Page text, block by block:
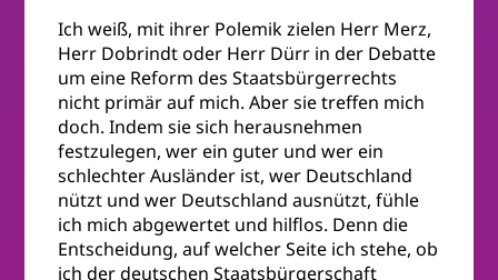
Ich weiß, mit ihrer Polemik zielen Herr Merz,
Herr Dobrindt oder Herr Dürr in der Debatte
um eine Reform des Staatsbürgerrechts
nicht primär auf mich. Aber sie treffen mich
doch. Indem sie sich herausnehmen
festzulegen, wer ein guter und wer ein
schlechter Ausländer ist, wer Deutschland
nützt und wer Deutschland ausnützt, fühle
ich mich abgewertet und hilflos. Denn die
Entscheidung, auf welcher Seite ich stehe, ob
ich der deutschen Staatsbürgerschaft